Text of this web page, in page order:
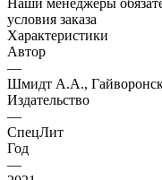
условия заказа
Характеристики
Автор
—
Шмидт А.А.,
Издательство
—
СпецЛит
Год
—